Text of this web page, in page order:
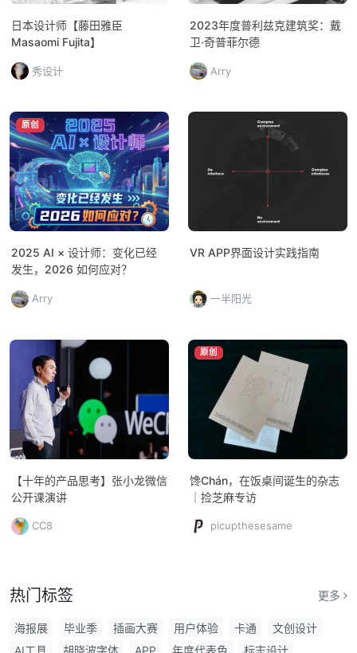
日本设计师【藤田雅臣
Masaomi Fujita】
秀设计
2023年度普利兹克建筑奖：戴
卫·奇普菲尔德
Arry
原创
2025 AI × 设计师：变化已经
发生，2026 如何应对？
Arry
VR APP界面设计实践指南
一半阳光
【十年的产品思考】张小龙微信
公开课演讲
CC8
原创
馋Chán，在饭桌间诞生的杂志
｜捡芝麻专访
picupthesesame
热门标签 更多
海报展 毕业季 插画大赛 用户体验 卡通
文创设计
AI工具
胡晓波字体 APP 年度代表色 标志设计